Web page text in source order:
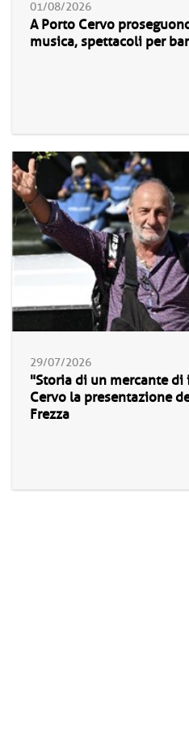
01/08/2026
A Porto Cervo
musica, spettacoli per
29/07/2026
"Storia di un mercante
Cervo la presentazione
Frezza